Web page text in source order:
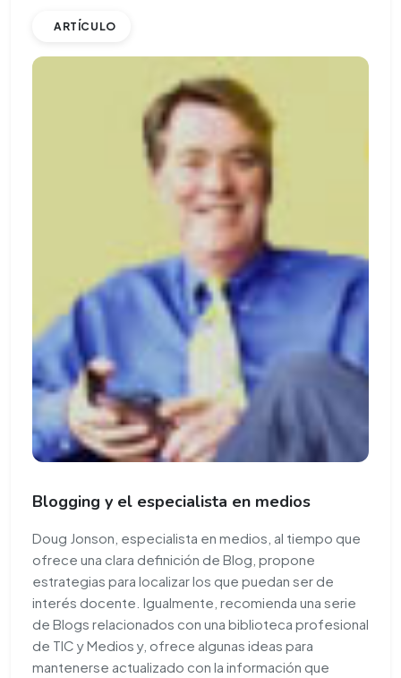
ARTÍCULO
Blogging y el especialista en medios
Doug Jonson, especialista en medios, al tiempo que
ofrece una clara definición de Blog, propone
estrategias para localizar los que puedan ser de
interés docente. Igualmente, recomienda una serie
de Blogs relacionados con una biblioteca profesional
de TIC y Medios y, ofrece algunas ideas para
mantenerse actualizado con la información que